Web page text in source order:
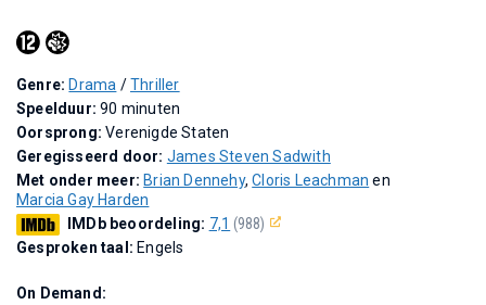
Genre: Drama /Thriller
Speelduur:90 minuten
Oorsprong:Verenigde Staten
Geregisseerd door: James Steven Sadwith
Met onder meer: Brian Dennehy,Cloris Leachman en
Marcia Gay Harden
IMDb beoordeling: 7,1 (988)
Gesproken taal: Engels
On Demand: